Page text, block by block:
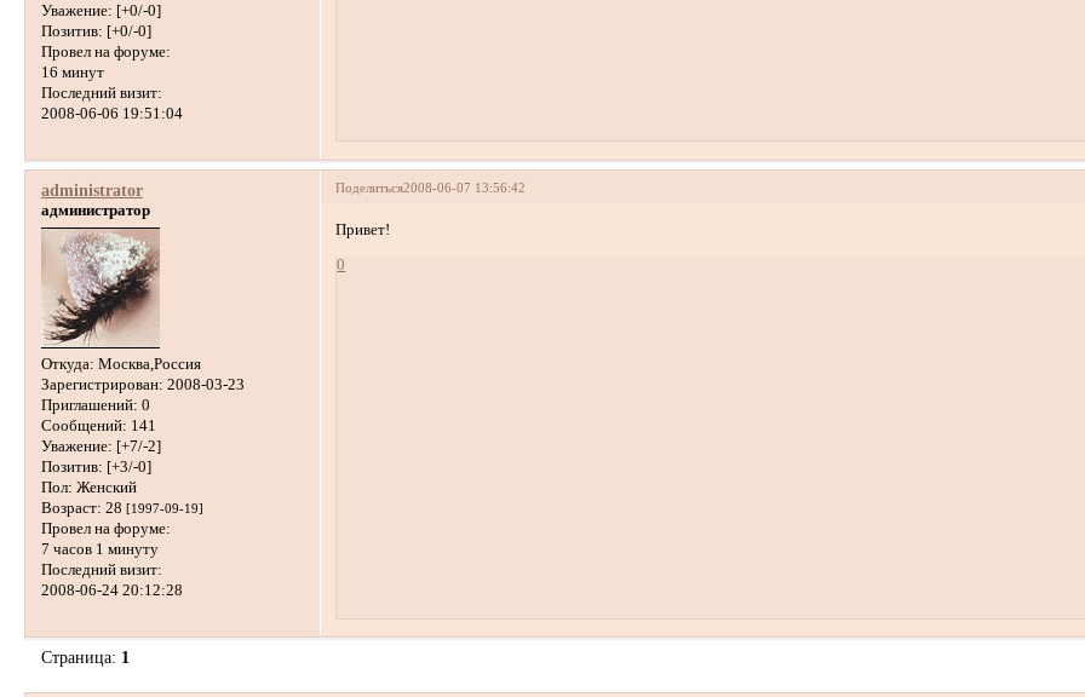
Уважение: [+0/-0]
Позитив: [+0/-0]
Провел на форуме:
16 минут
Последний визит:
2008-06-06 19:51:04
Поделиться2008-06-07 13:56:42
administrator
администратор
Откуда: Москва,Россия
Зарегистрирован: 2008-03-23
Приглашений: 0
Сообщений: 141
Уважение: [+7/-2]
Позитив: [+3/-0]
Пол: Женский
Возраст: 28 [1997-09-19]
Провел на форуме:
7 часов 1 минуту
Последний визит:
2008-06-24 20:12:28
Привет!
0
Страница: 1